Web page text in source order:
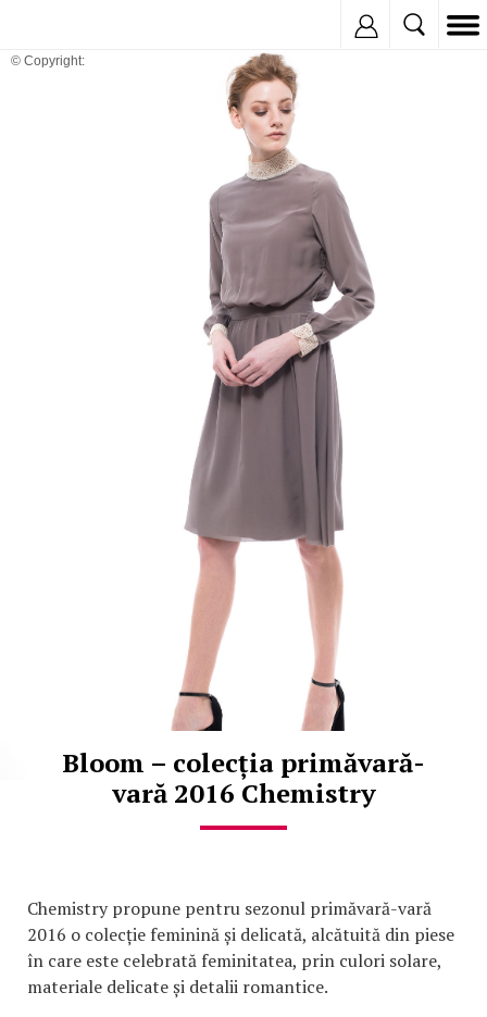
© Copyright:
Bloom – colecția primăvară-
vară 2016 Chemistry
Chemistry propune pentru sezonul primăvară-vară
2016 o colecție feminină și delicată, alcătuită din piese
în care este celebrată feminitatea, prin culori solare,
materiale delicate și detalii romantice.